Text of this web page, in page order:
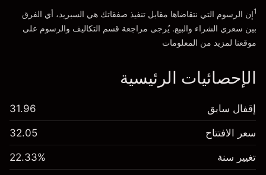
1إن الرسوم التي نتقاضاها مقابل تنفيذ صفقاتك هي السبريد، أي الفرق
بين سعري الشراء والبيع. يُرجى مراجعة قسم التكاليف والرسوم على
موقعنا لمزيد من المعلومات
الإحصائيات الرئيسية
إقفال سابق 31.96
سعر الافتتاح 32.05
تغيير سنة 22.33%